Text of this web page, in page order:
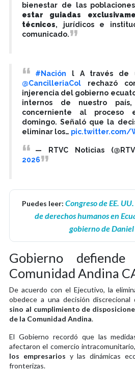
bienestar de las
estar guiadas
técnicos, jurídicos e
comunicado.
#Nación l A través de
@CancilleriaCol rechazó
injerencia del gobierno
internos de nuestro
concerniente al proceso
domingo. Señaló que la
eliminar los… pic.twitter.com/
— RTVC Noticias
2026
Puedes leer: Congreso de EE.
de derechos humanos en
gobierno de
Gobierno
Comunidad Andina
De acuerdo con el Ejecutivo, la
obedece a una decisión discrecional
sino al cumplimiento de
de la Comunidad Andina.
El Gobierno recordó que las
afectaron el comercio intracomunitario,
los empresarios y las dinámicas
fronterizas.